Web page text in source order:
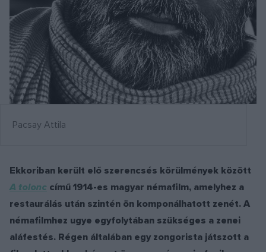
Pacsay Attila
Ekkoriban került elő szerencsés körülmények között
A tolonc című 1914-es magyar némafilm, amelyhez a
restaurálás után szintén ön komponálhatott zenét. A
némafilmhez ugye egyfolytában szükséges a zenei
aláfestés. Régen általában egy zongorista játszott a